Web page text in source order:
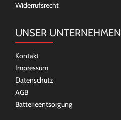
Widerrufsrecht
UNSER UNTERNEHMEN
Kontakt
Impressum
Datenschutz
AGB
Batterieentsorgung